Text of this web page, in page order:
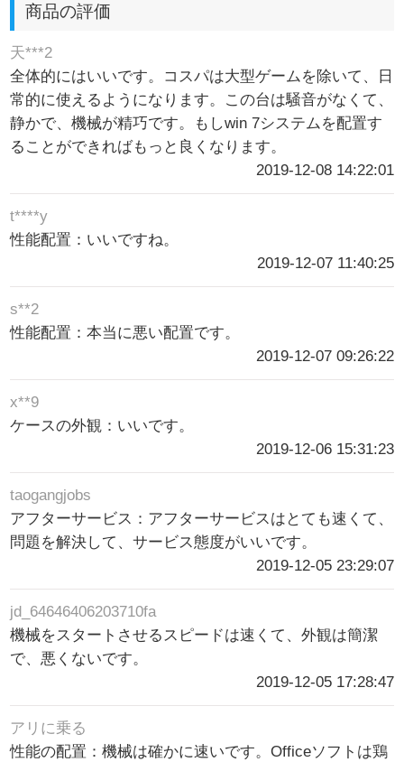
商品の評価
天***2
全体的にはいいです。コスパは大型ゲームを除いて、日
常的に使えるようになります。この台は騒音がなくて、
静かで、機械が精巧です。もしwin 7システムを配置す
ることができればもっと良くなります。
2019-12-08 14:22:01
t****y
性能配置：いいですね。
2019-12-07 11:40:25
s**2
性能配置：本当に悪い配置です。
2019-12-07 09:26:22
x**9
ケースの外観：いいです。
2019-12-06 15:31:23
taogangjobs
アフターサービス：アフターサービスはとても速くて、
問題を解決して、サービス態度がいいです。
2019-12-05 23:29:07
jd_64646406203710fa
機械をスタートさせるスピードは速くて、外観は簡潔
で、悪くないです。
2019-12-05 17:28:47
アリに乗る
性能の配置：機械は確かに速いです。Officeソフトは鶏